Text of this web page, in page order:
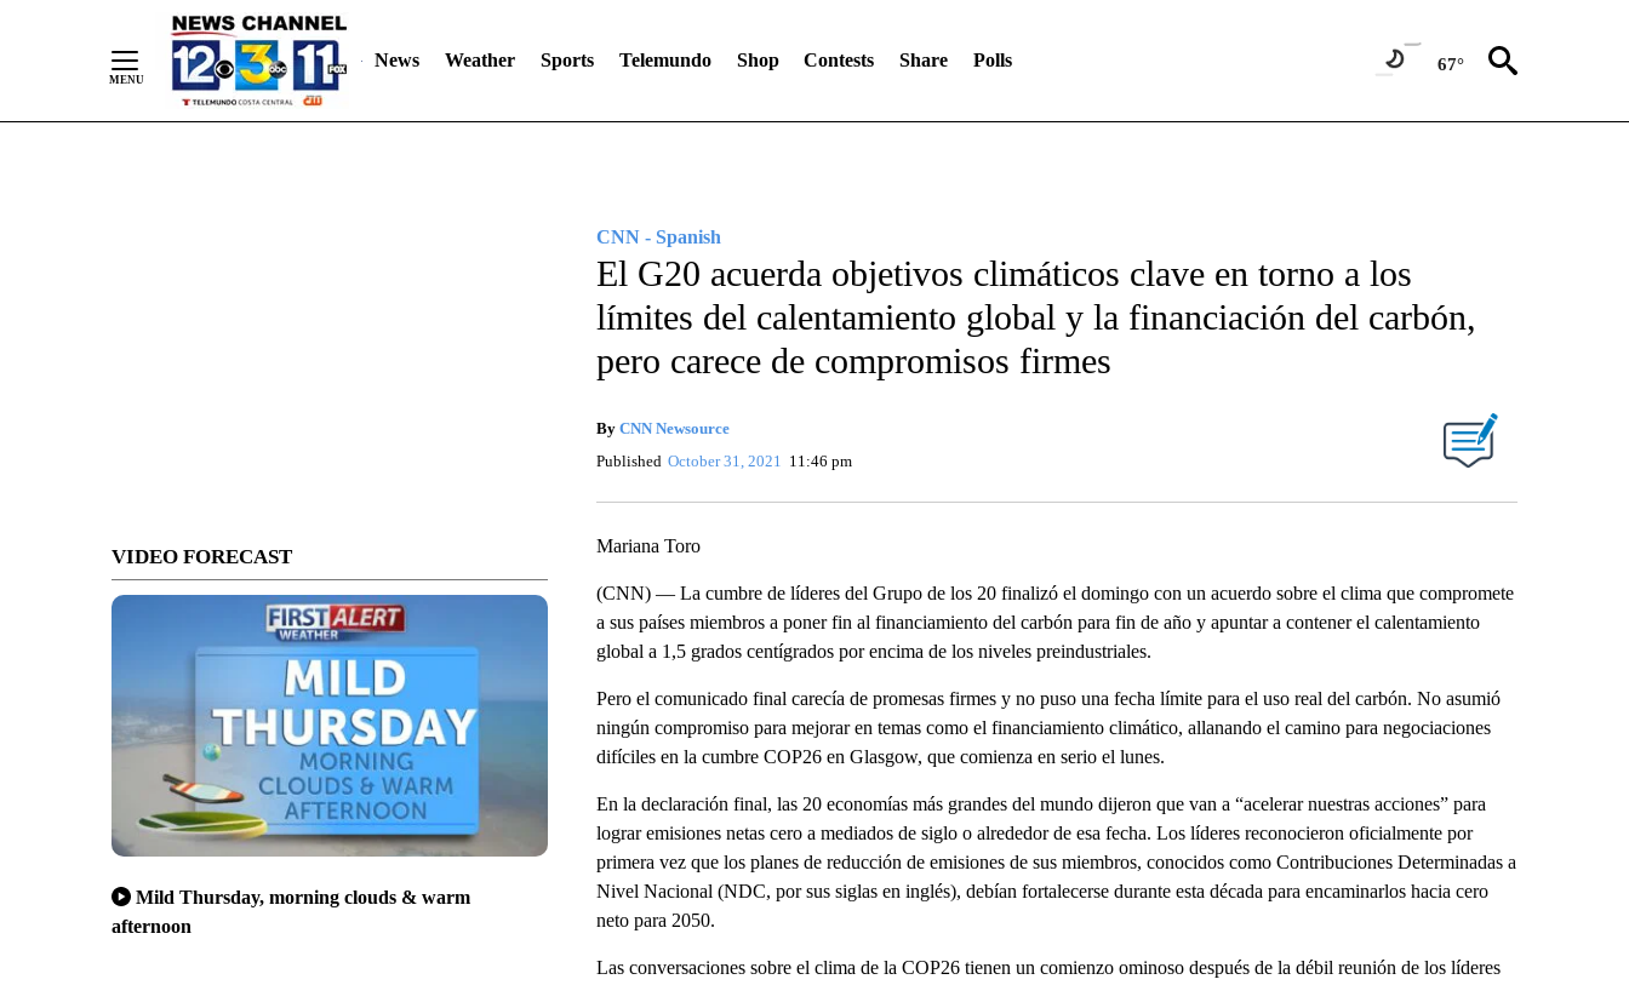
News Weather Sports Telemundo Shop Contests Share Polls 67°
VIDEO FORECAST
Mild Thursday, morning clouds & warm
afternoon
CNN - Spanish
El G20 acuerda objetivos climáticos clave en torno a los
límites del calentamiento global y la financiación del carbón,
pero carece de compromisos firmes
By CNN Newsource
Published October 31, 2021 11:46 pm
Mariana Toro
(CNN) — La cumbre de líderes del Grupo de los 20 finalizó el domingo con un acuerdo sobre el clima que compromete
a sus países miembros a poner fin al financiamiento del carbón para fin de año y apuntar a contener el calentamiento
global a 1,5 grados centígrados por encima de los niveles preindustriales.
Pero el comunicado final carecía de promesas firmes y no puso una fecha límite para el uso real del carbón. No asumió
ningún compromiso para mejorar en temas como el financiamiento climático, allanando el camino para negociaciones
difíciles en la cumbre COP26 en Glasgow, que comienza en serio el lunes.
En la declaración final, las 20 economías más grandes del mundo dijeron que van a “acelerar nuestras acciones” para
lograr emisiones netas cero a mediados de siglo o alrededor de esa fecha. Los líderes reconocieron oficialmente por
primera vez que los planes de reducción de emisiones de sus miembros, conocidos como Contribuciones Determinadas a
Nivel Nacional (NDC, por sus siglas en inglés), debían fortalecerse durante esta década para encaminarlos hacia cero
neto para 2050.
Las conversaciones sobre el clima de la COP26 tienen un comienzo ominoso después de la débil reunión de los líderes